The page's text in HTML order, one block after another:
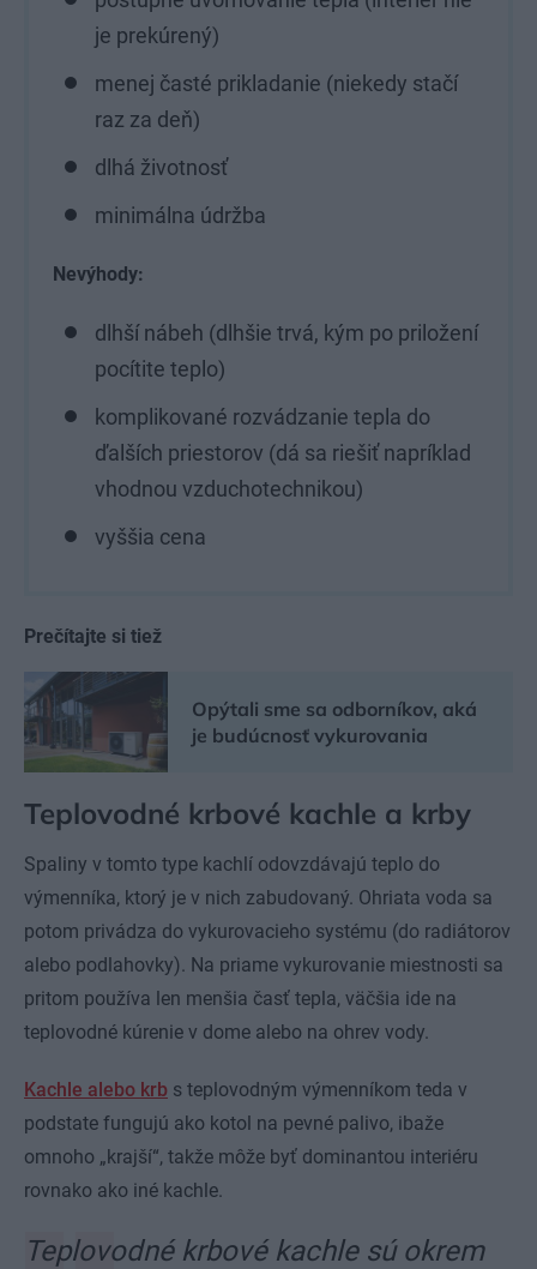
je prekúrený)
menej časté prikladanie (niekedy stačí
raz za deň)
dlhá životnosť
minimálna údržba
Nevýhody:
dlhší nábeh (dlhšie trvá, kým po priložení
pocítite teplo)
komplikované rozvádzanie tepla do
ďalších priestorov (dá sa riešiť napríklad
vhodnou vzduchotechnikou)
vyššia cena
Prečítajte si tiež
Opýtali sme sa odborníkov, aká
je budúcnosť vykurovania
Teplovodné krbové kachle a krby
Spaliny v tomto type kachlí odovzdávajú teplo do
výmenníka, ktorý je v nich zabudovaný. Ohriata voda sa
potom privádza do vykurovacieho systému (do radiátorov
alebo podlahovky). Na priame vykurovanie miestnosti sa
pritom používa len menšia časť tepla, väčšia ide na
teplovodné kúrenie v dome alebo na ohrev vody.
Kachle alebo krb s teplovodným výmenníkom teda v
podstate fungujú ako kotol na pevné palivo, ibaže
omnoho „krajší“, takže môže byť dominantou interiéru
rovnako ako iné kachle.
Teplovodné krbové kachle sú okrem